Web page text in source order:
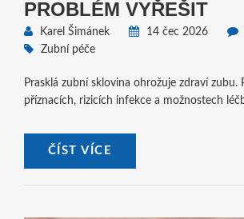
PROBLÉM VYŘEŠIT
Karel Šimánek 14 čec 2026
Zubní péče
Prasklá zubní sklovina ohrožuje zdraví zubu.
příznacích, rizicích infekce a možnostech
ČÍST VÍCE